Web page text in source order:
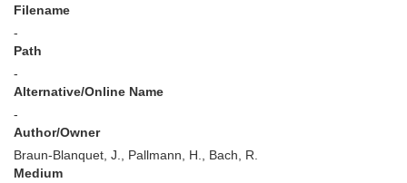
Filename
-
Path
-
Alternative/Online Name
-
Author/Owner
Braun-Blanquet, J., Pallmann, H., Bach, R.
Medium